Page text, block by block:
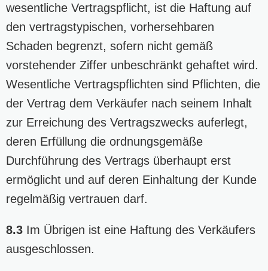
wesentliche Vertragspflicht, ist die Haftung auf
den vertragstypischen, vorhersehbaren
Schaden begrenzt, sofern nicht gemäß
vorstehender Ziffer unbeschränkt gehaftet wird.
Wesentliche Vertragspflichten sind Pflichten, die
der Vertrag dem Verkäufer nach seinem Inhalt
zur Erreichung des Vertragszwecks auferlegt,
deren Erfüllung die ordnungsgemäße
Durchführung des Vertrags überhaupt erst
ermöglicht und auf deren Einhaltung der Kunde
regelmäßig vertrauen darf.
8.3 Im Übrigen ist eine Haftung des Verkäufers
ausgeschlossen.